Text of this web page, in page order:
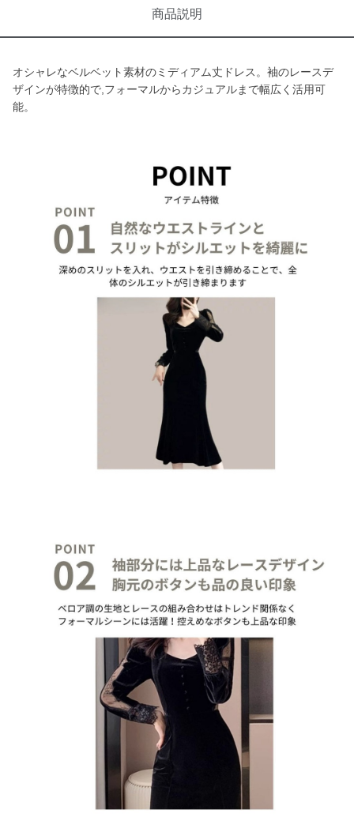
商品説明
オシャレなベルベット素材のミディアム丈ドレス。袖のレースデ
ザインが特徴的で,フォーマルからカジュアルまで幅広く活用可
能。